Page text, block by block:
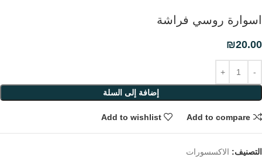
اسوارة روسي فراشة
₪20.00
إضافة إلى السلة
Add to compare
Add to wishlist
التصنيف: الاكسسورات